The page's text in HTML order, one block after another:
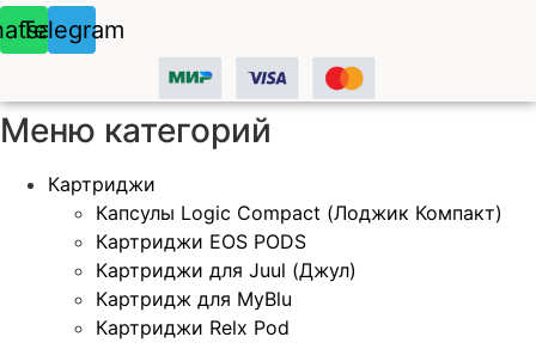
Telegram
Меню категорий
Картриджи
Капсулы Logic Compact (Лоджик Компакт)
Картриджи EOS PODS
Картриджи для Juul (Джул)
Картридж для MyBlu
Картриджи Relx Pod